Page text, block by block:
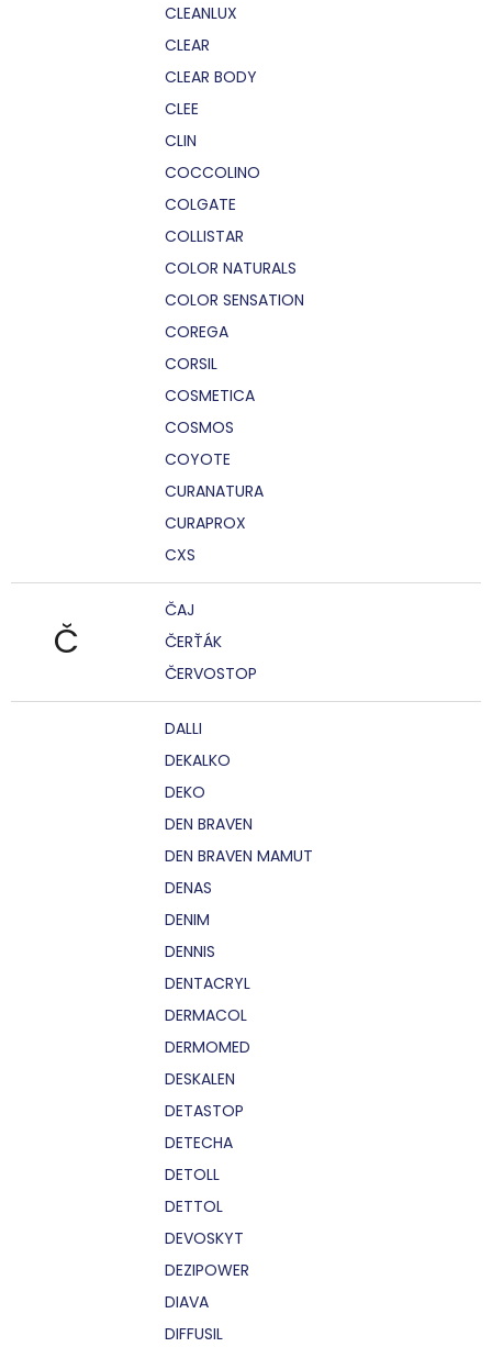
CLEANLUX
CLEAR
CLEAR BODY
CLEE
CLIN
COCCOLINO
COLGATE
COLLISTAR
COLOR NATURALS
COLOR SENSATION
COREGA
CORSIL
COSMETICA
COSMOS
COYOTE
CURANATURA
CURAPROX
CXS
Č
ČAJ
ČERŤÁK
ČERVOSTOP
DALLI
DEKALKO
DEKO
DEN BRAVEN
DEN BRAVEN MAMUT
DENAS
DENIM
DENNIS
DENTACRYL
DERMACOL
DERMOMED
DESKALEN
DETASTOP
DETECHA
DETOLL
DETTOL
DEVOSKYT
DEZIPOWER
DIAVA
DIFFUSIL